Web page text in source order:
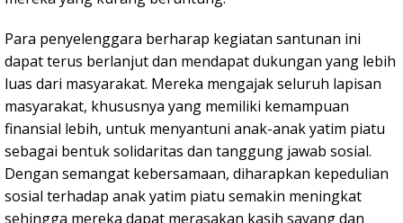
Para penyelenggara berharap kegiatan santunan ini
dapat terus berlanjut dan mendapat dukungan yang lebih
luas dari masyarakat. Mereka mengajak seluruh lapisan
masyarakat, khususnya yang memiliki kemampuan
finansial lebih, untuk menyantuni anak-anak yatim piatu
sebagai bentuk solidaritas dan tanggung jawab sosial.
Dengan semangat kebersamaan, diharapkan kepedulian
sosial terhadap anak yatim piatu semakin meningkat
sehingga mereka dapat merasakan kasih sayang dan